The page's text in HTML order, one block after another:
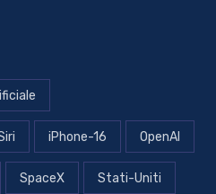
iPhone-16 OpenAI
SpaceX Stati-Uniti